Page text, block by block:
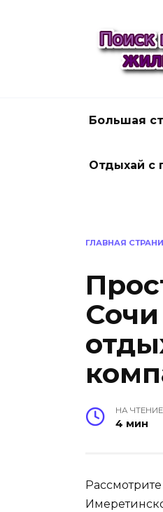
Большая
Отдыхай с
ГЛАВНАЯ
НА ЧТЕНИЕ
4 мин